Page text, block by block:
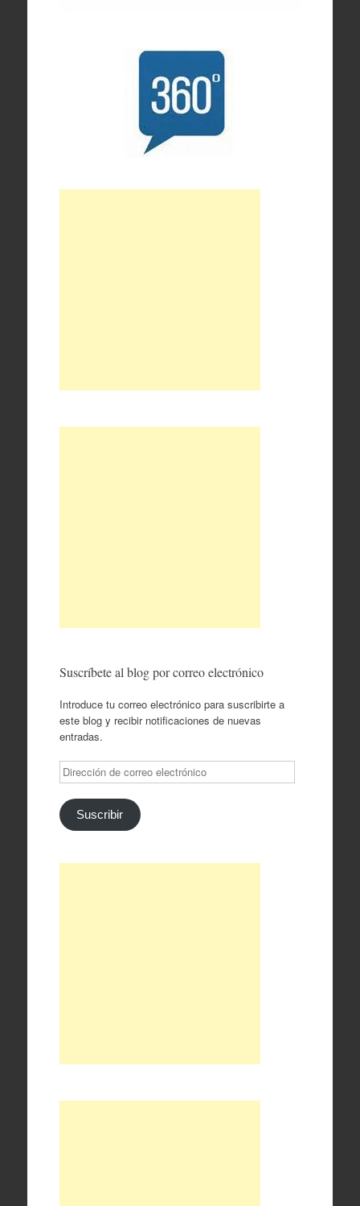
Suscríbete al blog por correo electrónico
Introduce tu correo electrónico para suscribirte a
este blog y recibir notificaciones de nuevas
entradas.
Dirección
de
correo
electrónico
Suscribir